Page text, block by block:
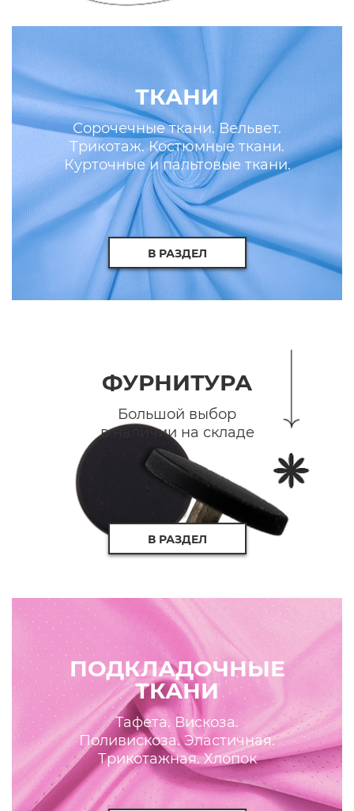
ТКАНИ
Сорочечные ткани. Вельвет.
Трикотаж. Костюмные ткани.
Курточные и пальтовые ткани.
Искусственные кожа и мех.
В РАЗДЕЛ
ФУРНИТУРА
Большой выбор
в наличии на складе
В РАЗДЕЛ
ПОДКЛАДОЧНЫЕ
ТКАНИ
Тафета. Вискоза.
Поливискоза. Эластичная.
Трикотажная. Хлопок